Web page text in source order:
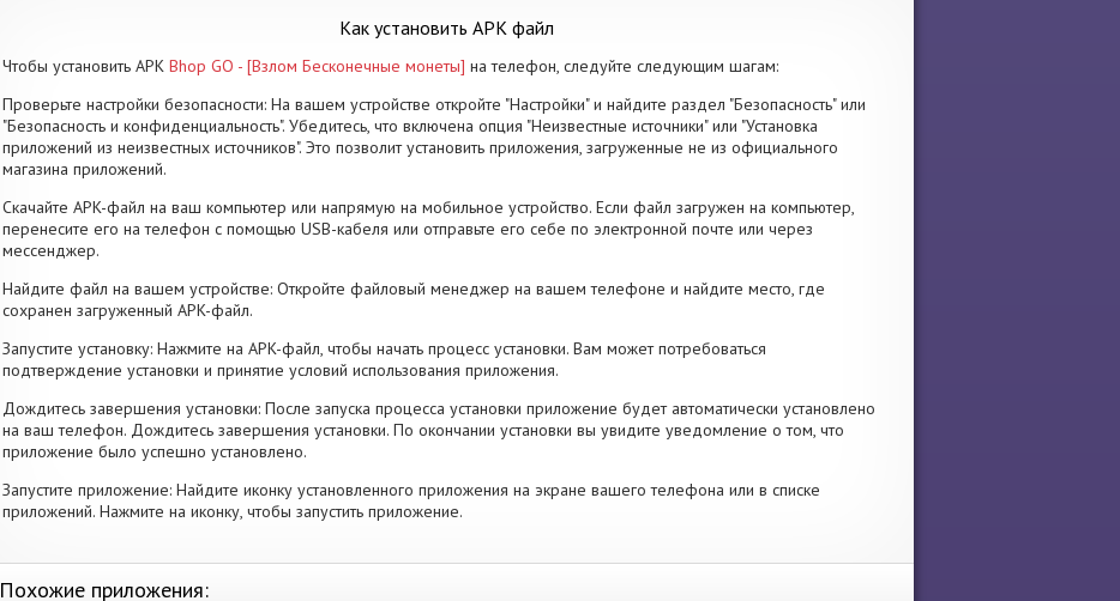
Как установить APK файл
Чтобы установить APK Bhop GO - [Взлом Бесконечные монеты] на телефон, следуйте следующим шагам:
Проверьте настройки безопасности: На вашем устройстве откройте "Настройки" и найдите раздел "Безопасность" или
"Безопасность и конфиденциальность". Убедитесь, что включена опция "Неизвестные источники" или "Установка
приложений из неизвестных источников". Это позволит установить приложения, загруженные не из официального
магазина приложений.
Скачайте APK-файл на ваш компьютер или напрямую на мобильное устройство. Если файл загружен на компьютер,
перенесите его на телефон с помощью USB-кабеля или отправьте его себе по электронной почте или через
мессенджер.
Найдите файл на вашем устройстве: Откройте файловый менеджер на вашем телефоне и найдите место, где
сохранен загруженный APK-файл.
Запустите установку: Нажмите на APK-файл, чтобы начать процесс установки. Вам может потребоваться
подтверждение установки и принятие условий использования приложения.
Дождитесь завершения установки: После запуска процесса установки приложение будет автоматически установлено
на ваш телефон. Дождитесь завершения установки. По окончании установки вы увидите уведомление о том, что
приложение было успешно установлено.
Запустите приложение: Найдите иконку установленного приложения на экране вашего телефона или в списке
приложений. Нажмите на иконку, чтобы запустить приложение.
Похожие приложения: